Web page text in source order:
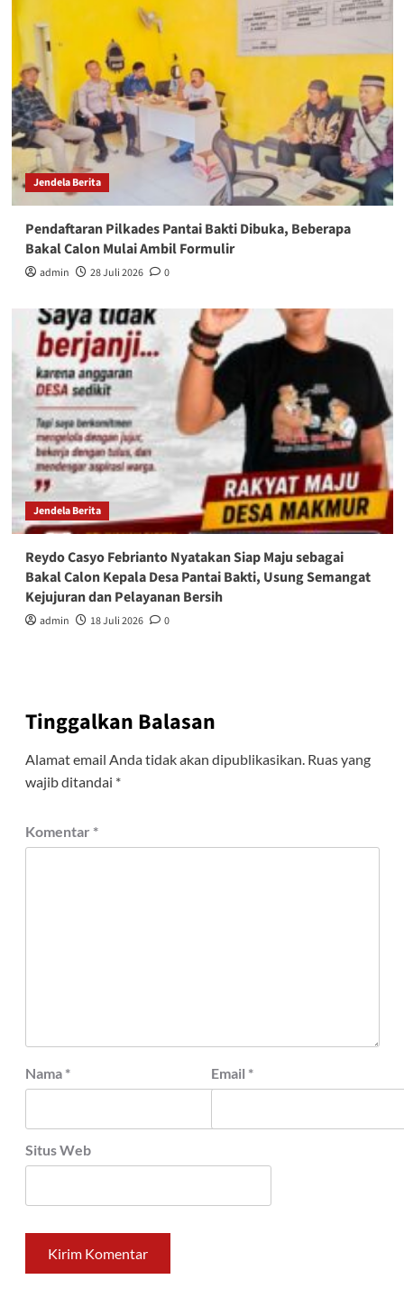
Jendela Berita
Pendaftaran Pilkades Pantai Bakti Dibuka, Beberapa
Bakal Calon Mulai Ambil Formulir
admin 28 Juli 2026 0
Jendela Berita
Reydo Casyo Febrianto Nyatakan Siap Maju sebagai
Bakal Calon Kepala Desa Pantai Bakti, Usung Semangat
Kejujuran dan Pelayanan Bersih
admin 18 Juli 2026 0
Tinggalkan Balasan
Alamat email Anda tidak akan dipublikasikan. Ruas yang
wajib ditandai *
Komentar *
Nama * Email *
Situs Web